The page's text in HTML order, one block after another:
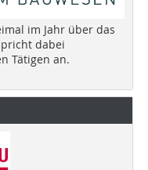
im Jahr über das
dabei
Tätigen an.